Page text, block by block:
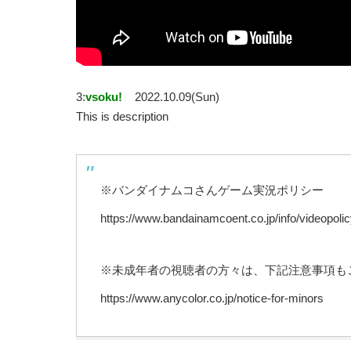
3:vsoku!
2022.10.09(Sun)
This is description
※バンダイナムコさんゲーム実況ポリシー
https://www.bandainamcoent.co.jp/info/
※未成年者の視聴者の方々は、下記注意事項も
https://www.anycolor.co.jp/notice-for-minors